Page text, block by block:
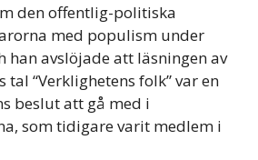
den offentlig-politiska
med populism under
han avslöjade att läsningen av
tal “Verklighetens folk” var en
beslut att gå med i
som tidigare varit medlem i